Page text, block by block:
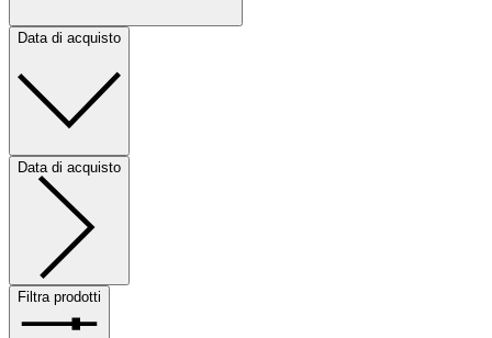
Data di acquisto
Data di acquisto
Filtra prodotti